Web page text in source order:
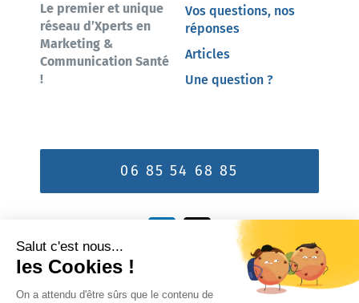
Le premier et unique
réseau d’Xperts en
Marketing &
Communication Santé
!
Vos questions, nos
réponses
Articles
Une question ?
06 85 54 68 85
Vous êtes Xpert